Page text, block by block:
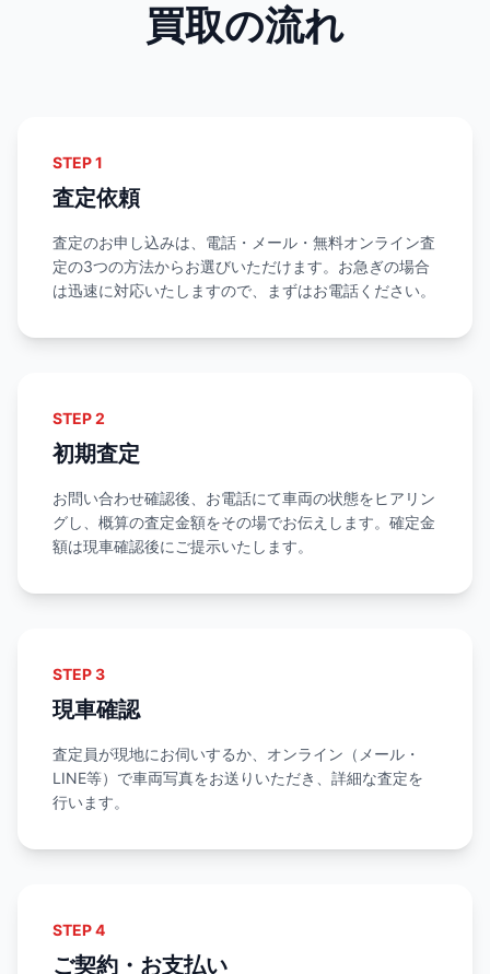
買取の流れ
STEP 1
査定依頼
査定のお申し込みは、電話・メール・無料オンライン査
定の3つの方法からお選びいただけます。お急ぎの場合
は迅速に対応いたしますので、まずはお電話ください。
STEP 2
初期査定
お問い合わせ確認後、お電話にて車両の状態をヒアリン
グし、概算の査定金額をその場でお伝えします。確定金
額は現車確認後にご提示いたします。
STEP 3
現車確認
査定員が現地にお伺いするか、オンライン（メール・
LINE等）で車両写真をお送りいただき、詳細な査定を
行います。
STEP 4
ご契約・お支払い